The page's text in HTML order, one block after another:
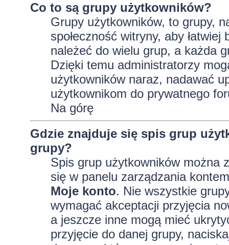
Co to są grupy użytkowników?
Grupy użytkowników, to grupy,
społeczność witryny, aby
należeć do wielu grup, a każda
Dzięki temu administratorzy
użytkowników naraz, nadawać
użytkownikom do prywatnego
Na górę
Gdzie znajduje się spis grup
grupy?
Spis grup użytkowników można
się w panelu zarządzania
Moje konto. Nie wszystkie
wymagać akceptacji przyjęcia
a jeszcze inne mogą mieć
przyjęcie do danej grupy,